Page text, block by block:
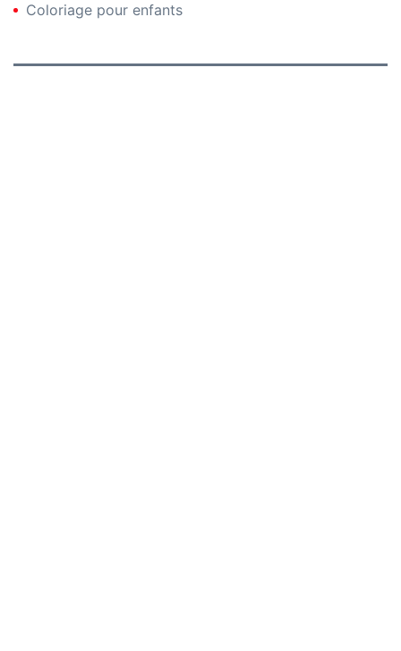
Coloriage pour enfants